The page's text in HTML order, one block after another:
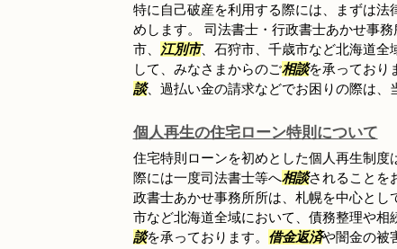
特に自己破産を利用する際には、まずは法
めします。 司法書士・行政書士あかせ事
市、
江別市、石狩市、千歳市など北海道全
して、みなさまからのご相談を承っており
談、過払い金の請求などでお困りの際は、
個人再生の住宅ローン特則について
住宅特則ローンを初めとした個人再生制度
際には一度司法書士等へ相談されることを
政書士あかせ事務所所は、札幌を中心とし
市など北海道全域において、債務整理や相
談を承っております。 借金返済や闇金の被